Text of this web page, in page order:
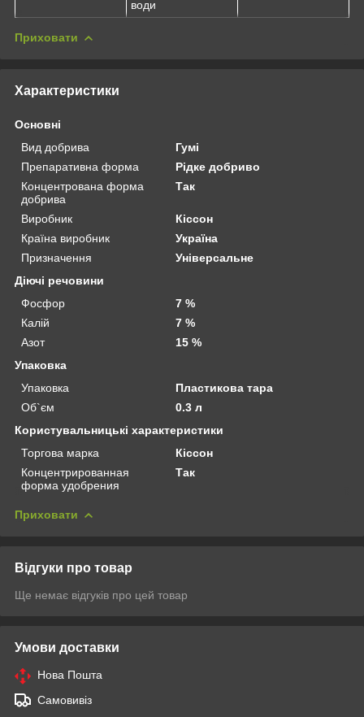
води
Приховати
Характеристики
Основні
Вид добрива
Гумі
Препаративна форма
Рідке добриво
Концентрована форма
добрива
Так
Виробник
Кіссон
Країна виробник
Україна
Призначення
Універсальне
Діючі речовини
Фосфор
7 %
Калій
7 %
Азот
15 %
Упаковка
Упаковка
Пластикова тара
Об`єм
0.3 л
Користувальницькі характеристики
Торгова марка
Кіссон
Концентрированная
форма удобрения
Так
Приховати
Відгуки про товар
Ще немає відгуків про цей товар
Умови доставки
Нова Пошта
Самовивіз